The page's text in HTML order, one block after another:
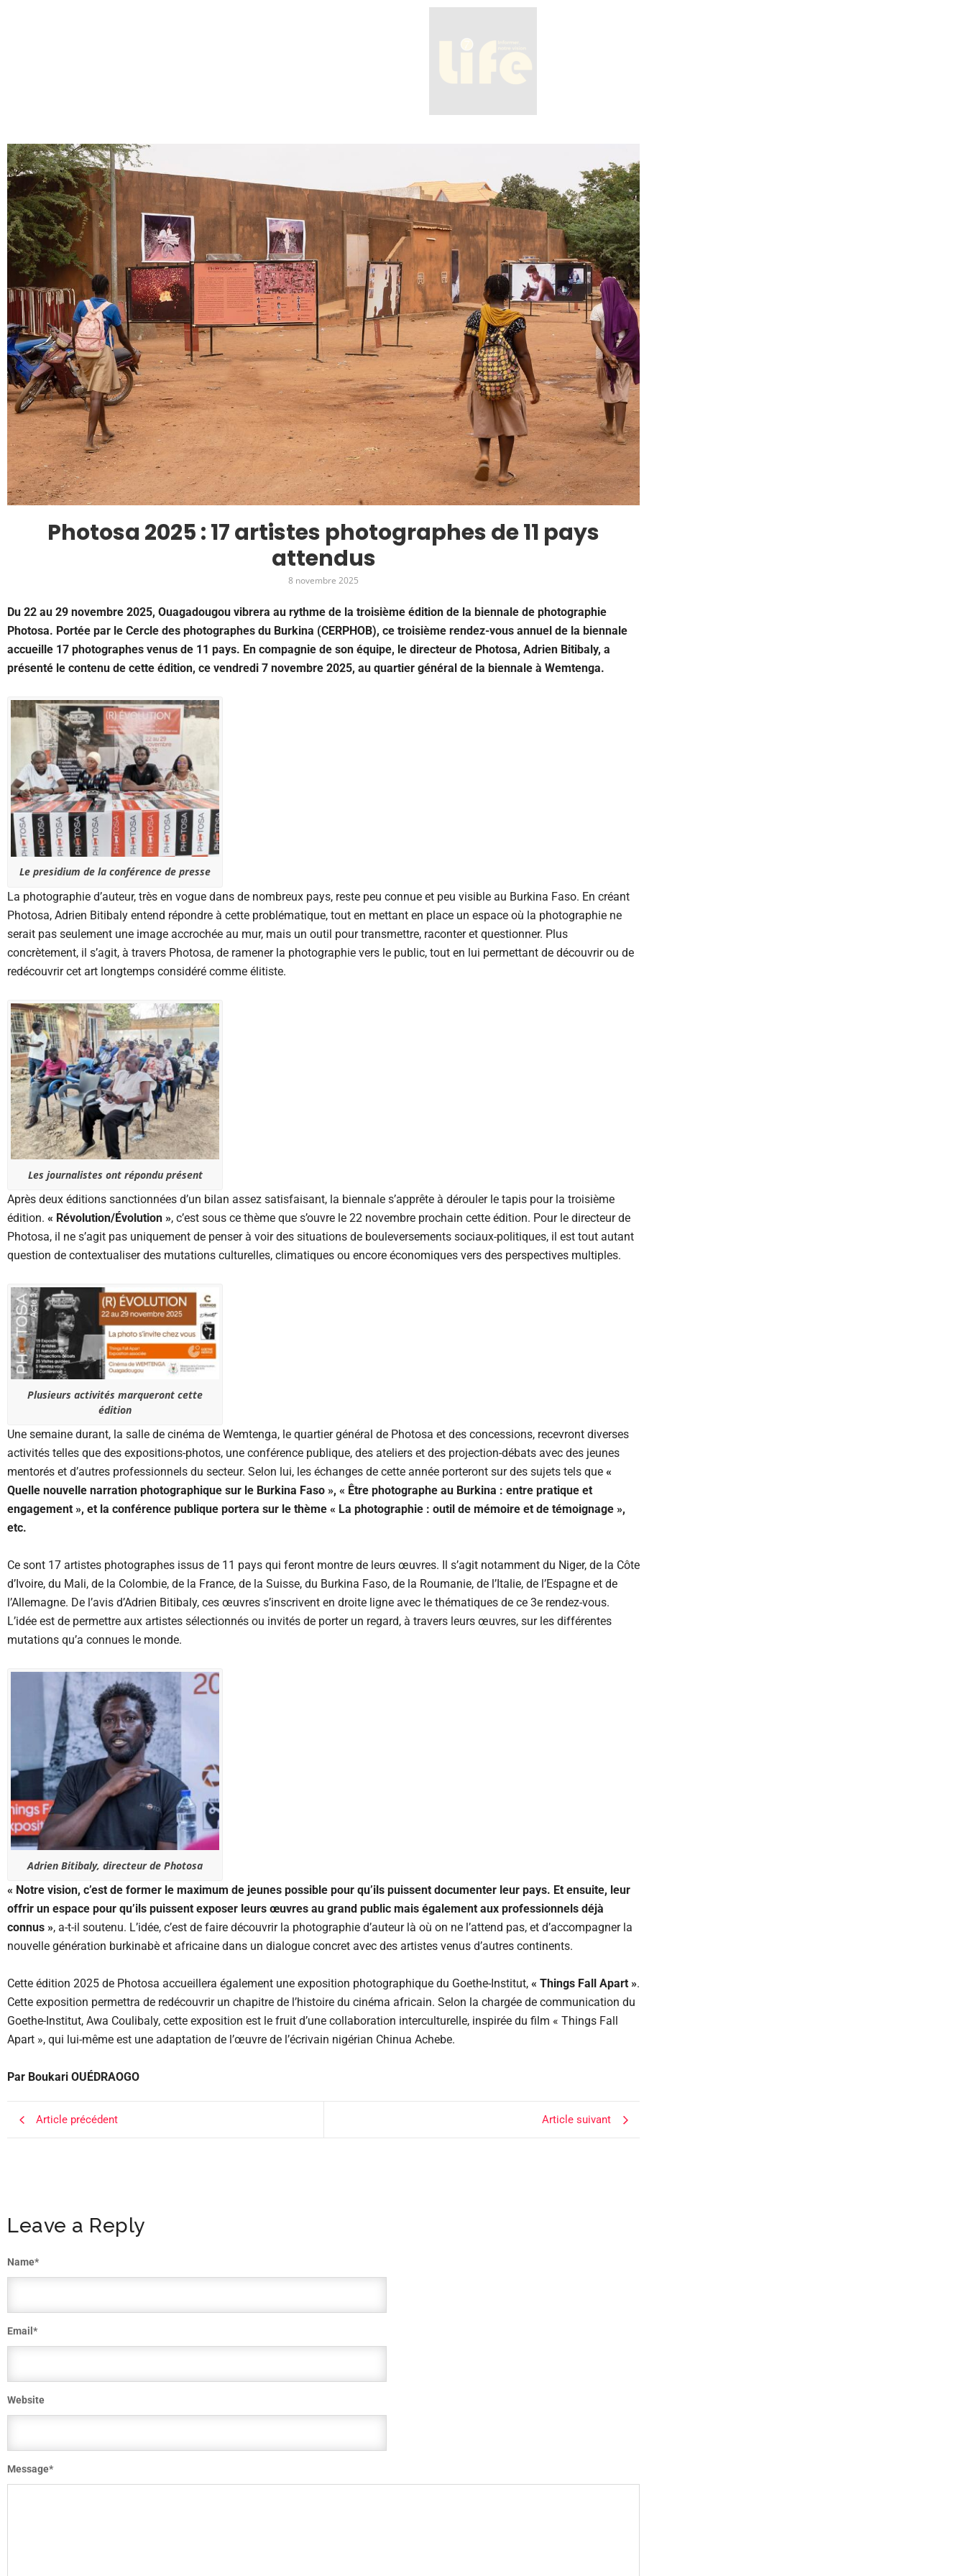
Photosa 2025 : 17 artistes photographes de 11 pays
attendus
8 novembre 2025
Du 22 au 29 novembre 2025, Ouagadougou vibrera au rythme de la troisième édition de la biennale de photographie
Photosa. Portée par le Cercle des photographes du Burkina (CERPHOB), ce troisième rendez-vous annuel de la biennale
accueille 17 photographes venus de 11 pays. En compagnie de son équipe, le directeur de Photosa, Adrien Bitibaly, a
présenté le contenu de cette édition, ce vendredi 7 novembre 2025, au quartier général de la biennale à Wemtenga.
Le presidium de la conférence de presse
La photographie d’auteur, très en vogue dans de nombreux pays, reste peu connue et peu visible au Burkina Faso. En créant
Photosa, Adrien Bitibaly entend répondre à cette problématique, tout en mettant en place un espace où la photographie ne
serait pas seulement une image accrochée au mur, mais un outil pour transmettre, raconter et questionner. Plus
concrètement, il s’agit, à travers Photosa, de ramener la photographie vers le public, tout en lui permettant de découvrir ou de
redécouvrir cet art longtemps considéré comme élitiste.
Les journalistes ont répondu présent
Après deux éditions sanctionnées d’un bilan assez satisfaisant, la biennale s’apprête à dérouler le tapis pour la troisième
édition. « Révolution/Évolution », c’est sous ce thème que s’ouvre le 22 novembre prochain cette édition. Pour le directeur de
Photosa, il ne s’agit pas uniquement de penser à voir des situations de bouleversements sociaux-politiques, il est tout autant
question de contextualiser des mutations culturelles, climatiques ou encore économiques vers des perspectives multiples.
Plusieurs activités marqueront cette
édition
Une semaine durant, la salle de cinéma de Wemtenga, le quartier général de Photosa et des concessions, recevront diverses
activités telles que des expositions-photos, une conférence publique, des ateliers et des projection-débats avec des jeunes
mentorés et d’autres professionnels du secteur. Selon lui, les échanges de cette année porteront sur des sujets tels que «
Quelle nouvelle narration photographique sur le Burkina Faso », « Être photographe au Burkina : entre pratique et
engagement », et la conférence publique portera sur le thème « La photographie : outil de mémoire et de témoignage »,
etc.
Ce sont 17 artistes photographes issus de 11 pays qui feront montre de leurs œuvres. Il s’agit notamment du Niger, de la Côte
d’Ivoire, du Mali, de la Colombie, de la France, de la Suisse, du Burkina Faso, de la Roumanie, de l’Italie, de l’Espagne et de
l’Allemagne. De l’avis d’Adrien Bitibaly, ces œuvres s’inscrivent en droite ligne avec le thématiques de ce 3e rendez-vous.
L’idée est de permettre aux artistes sélectionnés ou invités de porter un regard, à travers leurs œuvres, sur les différentes
mutations qu’a connues le monde.
Adrien Bitibaly, directeur de Photosa
« Notre vision, c’est de former le maximum de jeunes possible pour qu’ils puissent documenter leur pays. Et ensuite, leur
offrir un espace pour qu’ils puissent exposer leurs œuvres au grand public mais également aux professionnels déjà
connus », a-t-il soutenu. L’idée, c’est de faire découvrir la photographie d’auteur là où on ne l’attend pas, et d’accompagner la
nouvelle génération burkinabè et africaine dans un dialogue concret avec des artistes venus d’autres continents.
Cette édition 2025 de Photosa accueillera également une exposition photographique du Goethe-Institut, « Things Fall Apart ».
Cette exposition permettra de redécouvrir un chapitre de l’histoire du cinéma africain. Selon la chargée de communication du
Goethe-Institut, Awa Coulibaly, cette exposition est le fruit d’une collaboration interculturelle, inspirée du film « Things Fall
Apart », qui lui-même est une adaptation de l’œuvre de l’écrivain nigérian Chinua Achebe.
Par Boukari OUÉDRAOGO
Article précédent Article suivant
Leave a Reply
Message*
Name*
Email *
Website